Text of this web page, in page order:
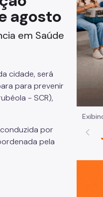
agosto
em Saúde
cidade, será
para prevenir
- SCR),
por
pela